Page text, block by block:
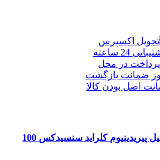
خمیردندان ژله ای حاوی ستیل پیریدینیوم کلراید سنسیدکس 100